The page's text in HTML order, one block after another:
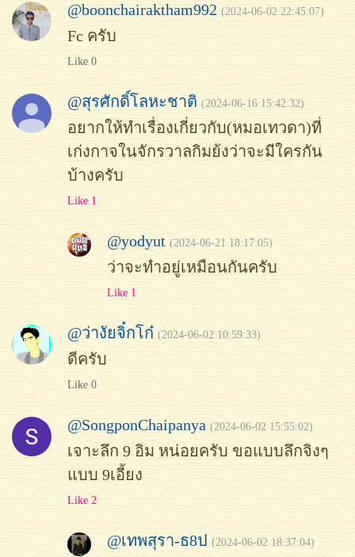
@boonchairaktham992 (2024-06-02 22:45:07)
Fc ครับ
Like 0
@สุรศักดิ์โลหะชาติ (2024-06-16 15:42:32)
อยากให้ทำเรื่องเกี่ยวกับ(หมอเทวดา)ที่
เก่งกาจในจักรวาลกิมย้งว่าจะมีใครกัน
บ้างครับ
Like 1
@yodyut (2024-06-21 18:17:05)
ว่าจะทำอยู่เหมือนกันครับ
Like 1
@ว่างัยจิ๋กโก๋ (2024-06-02 10:59:33)
ดีครับ
Like 0
@SongponChaipanya (2024-06-02 15:55:02)
เจาะลึก 9 อิม หน่อยครับ ขอแบบลึกจิงๆ
แบบ 9เอี้ยง
Like 2
@เทพสุรา-ธ8ป (2024-06-02 18:37:04)